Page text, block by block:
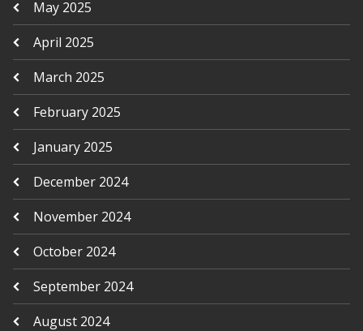
May 2025
April 2025
March 2025
February 2025
January 2025
December 2024
November 2024
October 2024
September 2024
August 2024